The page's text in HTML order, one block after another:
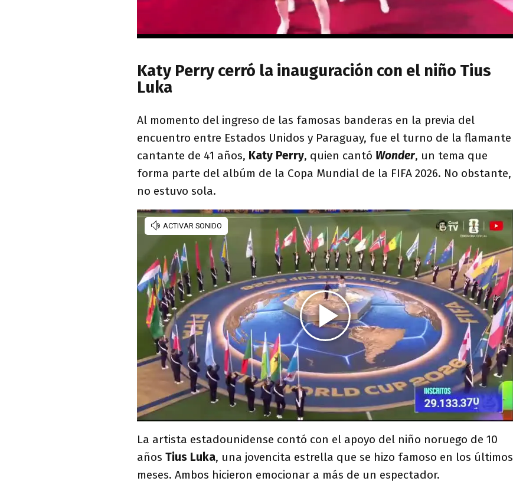
Katy Perry cerró la inauguración con el niño Tius
Luka
Al momento del ingreso de las famosas banderas en la previa del
encuentro entre Estados Unidos y Paraguay, fue el turno de la flamante
cantante de 41 años, Katy Perry, quien cantó Wonder, un tema que
forma parte del albúm de la Copa Mundial de la FIFA 2026. No obstante,
no estuvo sola.
La artista estadounidense contó con el apoyo del niño noruego de 10
años Tius Luka, una jovencita estrella que se hizo famoso en los últimos
meses. Ambos hicieron emocionar a más de un espectador.